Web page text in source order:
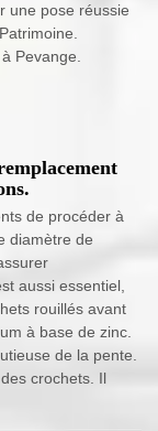
une pose réussie
Pevange.
de procéder à
diamètre de
aussi essentiel,
rouillés avant
à base de zinc.
de la pente.
crochets. Il